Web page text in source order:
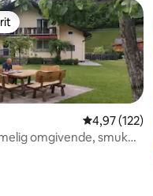
bedømmelse, 5 omtaler
4,97 ud af 5
4,97 (122)
omgivende, smuk